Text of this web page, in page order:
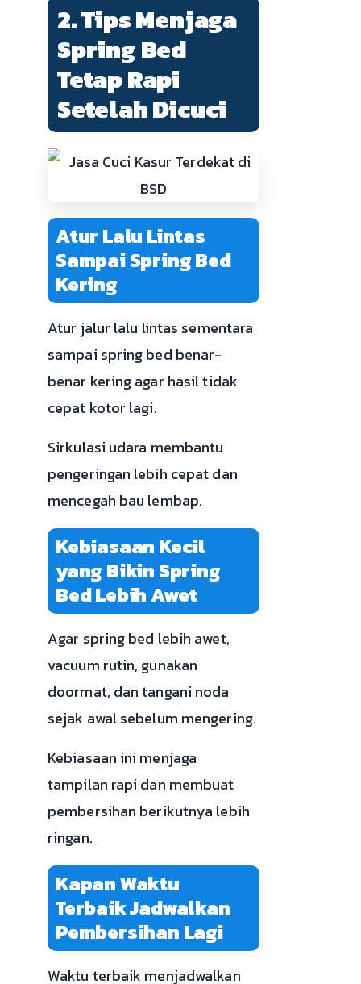
2. Tips Menjaga
Spring Bed
Tetap Rapi
Setelah Dicuci
Atur Lalu Lintas
Sampai Spring Bed
Kering
Atur jalur lalu lintas sementara
sampai spring bed benar-
benar kering agar hasil tidak
cepat kotor lagi.
Sirkulasi udara membantu
pengeringan lebih cepat dan
mencegah bau lembap.
Kebiasaan Kecil
yang Bikin Spring
Bed Lebih Awet
Agar spring bed lebih awet,
vacuum rutin, gunakan
doormat, dan tangani noda
sejak awal sebelum mengering.
Kebiasaan ini menjaga
tampilan rapi dan membuat
pembersihan berikutnya lebih
ringan.
Kapan Waktu
Terbaik Jadwalkan
Pembersihan Lagi
Waktu terbaik menjadwalkan